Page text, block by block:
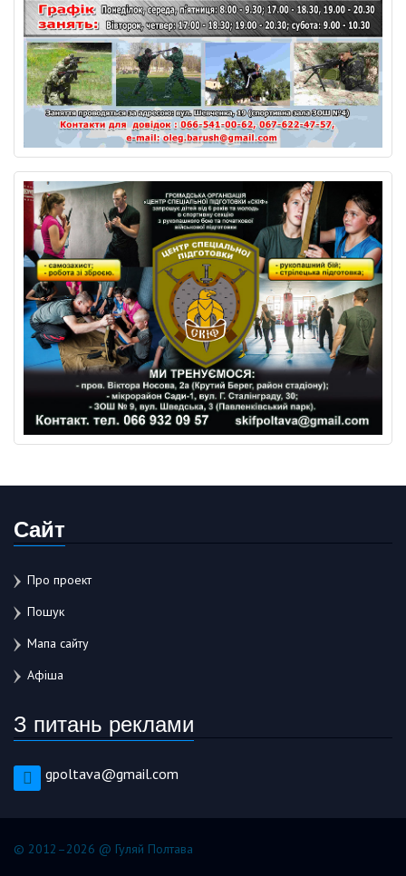
Сайт
Про проект
Пошук
Мапа сайту
Афіша
З питань реклами
gpoltava@gmail.com
© 2012–2026 @ Гуляй Полтава